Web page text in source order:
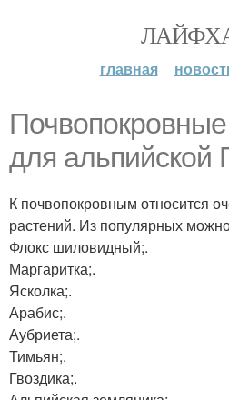
главная
для альпийской
К почвопокровным относится
растений. Из популярных
Флокс шиловидный;.
Маргаритка;.
Ясколка;.
Арабис;.
Аубриета;.
Тимьян;.
Гвоздика;.